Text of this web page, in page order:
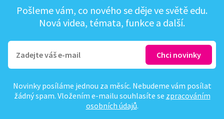
Pošleme vám, co nového se děje ve světě edu.
Nová videa, témata, funkce a další.
Novinky posíláme jednou za měsíc. Nebudeme vám posílat
žádný spam. Vložením e-mailu souhlasíte se zpracováním
osobních údajů.